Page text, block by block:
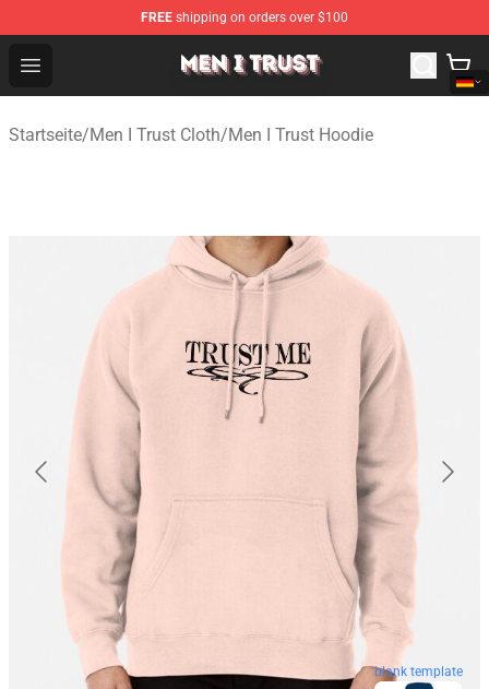
FREE shipping on orders over $100
Open menu
Men I Trust Shop - Official Men I Trust Merchandise Store
Startseite/Men I Trust Cloth/Men I Trust Hoodie
blank template